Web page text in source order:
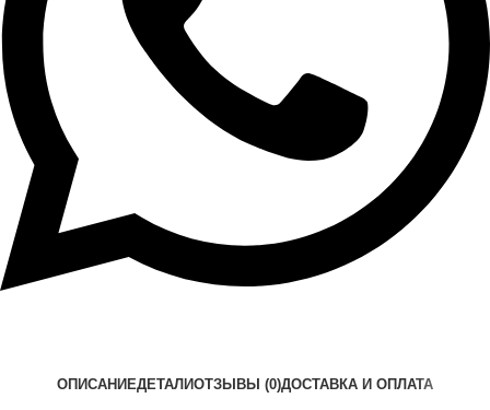
ОПИСАНИЕДЕТАЛИОТЗЫВЫ (0)ДОСТАВКА И ОПЛАТА